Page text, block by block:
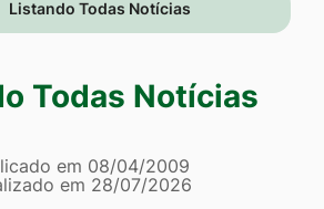
Listando Todas Notícias
Todas Notícias
Todas
em 08/04/2009
em 28/07/2026